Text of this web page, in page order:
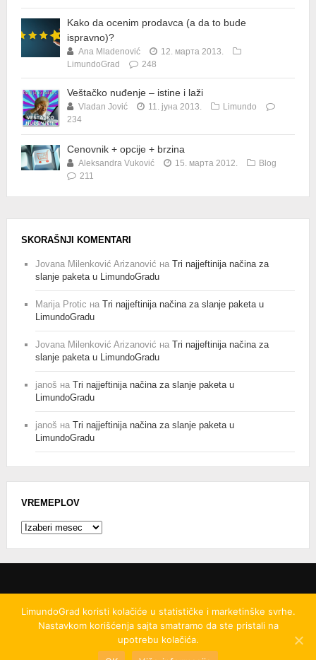
Kako da ocenim prodavca (a da to bude
ispravno)?
Ana Mladenović
12. марта 2013.
LimundoGrad
248
Veštačko nuđenje – istine i laži
Vladan Jović 11. јуна 2013.
Limundo
234
Cenovnik + opcije + brzina
Aleksandra Vuković 15. марта 2012.
Blog
211
SKORAŠNJI KOMENTARI
Jovana Milenković Arizanović на Tri najjeftinija načina za
slanje paketa u LimundoGradu
Marija Protic на Tri najjeftinija načina za slanje paketa u
LimundoGradu
Jovana Milenković Arizanović на Tri najjeftinija načina za
slanje paketa u LimundoGradu
janoš на Tri najjeftinija načina za slanje paketa u
LimundoGradu
janoš на Tri najjeftinija načina za slanje paketa u
LimundoGradu
VREMEPLOV
Vremeplov
LimundoGrad d.o.o.
Ovo delo je
licencirano pod uslovima licenceCreative Commons
LimundoGrad koristi kolačiće u statističke i marketinške svrhe.
Nastavkom korišćenja sajta smatramo da ste pristali na
upotrebu kolačića.